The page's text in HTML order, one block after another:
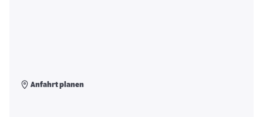
Anfahrt planen